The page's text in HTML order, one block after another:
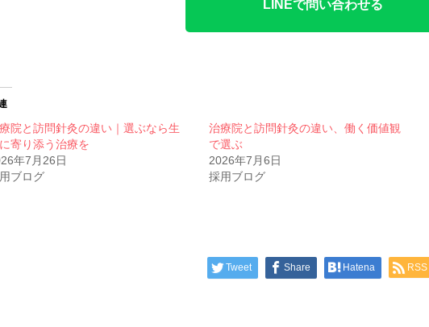
LINEで問い合わせる
院と訪問針灸の違い｜選ぶなら生
寄り添う治療を
年7月26日
ブログ
治療院と訪問針灸の違い、働く価値観
で選ぶ
2026年7月6日
採用ブログ
Tweet Share Hatena RSS